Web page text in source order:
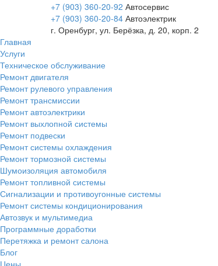
+7 (903) 360-20-92 Автосервис
+7 (903) 360-20-84 Автоэлектрик
г. Оренбург, ул. Берёзка, д. 20, корп. 2
Главная
Услуги
Техническое обслуживание
Ремонт двигателя
Ремонт рулевого управления
Ремонт трансмиссии
Ремонт автоэлектрики
Ремонт выхлопной системы
Ремонт подвески
Ремонт системы охлаждения
Ремонт тормозной системы
Шумоизоляция автомобиля
Ремонт топливной системы
Сигнализации и противоугонные системы
Ремонт системы кондиционирования
Автозвук и мультимедиа
Программные доработки
Перетяжка и ремонт салона
Блог